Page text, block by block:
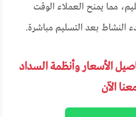
مما يمنح العملاء الوقت
النشاط بعد التسليم مباشرة.
الأسعار وأنظمة السداد
الآن